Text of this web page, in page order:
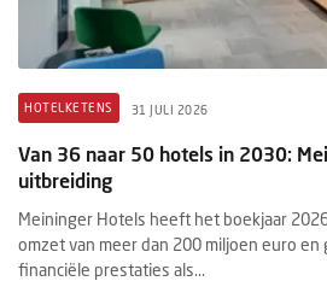
HOTELKETENS 31 JULI 2026
Van 36 naar 50 hotels in 2030:
uitbreiding
Meininger Hotels heeft het boekjaar
omzet van meer dan 200 miljoen euro
financiële prestaties als...